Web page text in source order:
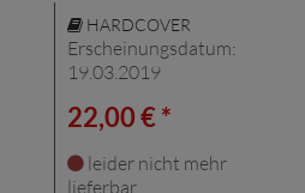
HARDCOVER
Erscheinungsdatum:
19.03.2019
22,00 € *
leider nicht mehr
lieferbar